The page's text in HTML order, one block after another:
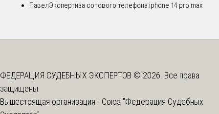
ПавелЭкспертиза сотового телефона iphone 14 pro max
ФЕДЕРАЦИЯ СУДЕБНЫХ ЭКСПЕРТОВ © 2026. Все права
защищены
Вышестоящая организация - Союз "Федерация Судебных